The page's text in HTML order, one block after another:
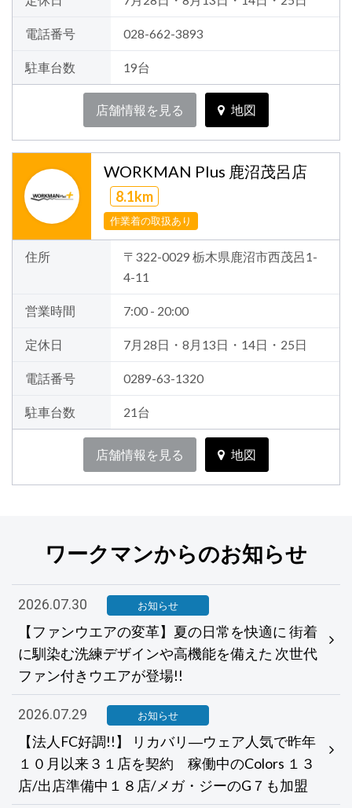
電話番号 028-662-3893
駐車台数 19台
店舗情報を見る 地図
WORKMAN Plus 鹿沼茂呂店
8.1km
作業着の取扱あり
住所
〒322-0029 栃木県鹿沼市西茂呂1-
4-11
営業時間 7:00 - 20:00
定休日 7月28日・8月13日・14日・25日
電話番号 0289-63-1320
駐車台数 21台
店舗情報を見る 地図
ワークマンからのお知らせ
2026.07.30 お知らせ
【ファンウエアの変革】夏の日常を快適に 街着
に馴染む洗練デザインや高機能を備えた 次世代
ファン付きウエアが登場!!
2026.07.29 お知らせ
【法人FC好調!!】 リカバリ―ウェア人気で昨年
１０月以来３１店を契約 稼働中のColors １３
店/出店準備中１８店/メガ・ジーのG７も加盟